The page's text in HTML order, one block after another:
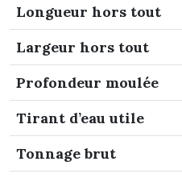
Longueur hors tout
Largeur hors tout
Profondeur moulée
Tirant d’eau utile
Tonnage brut